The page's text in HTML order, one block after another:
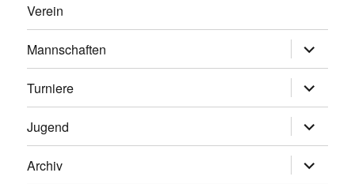
Verein
Mannschaften
anzeigen
Turniere
anzeigen
Jugend
anzeigen
Archiv
anzeigen